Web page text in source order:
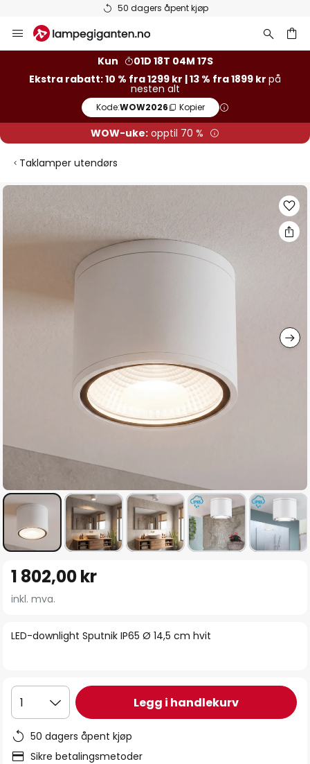
50 dagers åpent kjøp
Hopp
til
Kun
01D 18T 04M 17S
Ekstra rabatt: 10 % fra 1299 kr | 13 % fra 1899 kr på
nesten alt
Kode:WOW2026 Kopier
WOW-uke: opptil 70 %
Taklamper utendørs
Gå
begynnelsen
bildegalleri
LED-downlight Sputnik IP65 Ø 14,5 cm hvit
1 802,00 kr
inkl. mva.
1 Legg i handlekurv
50 dagers åpent kjøp
Sikre betalingsmetoder